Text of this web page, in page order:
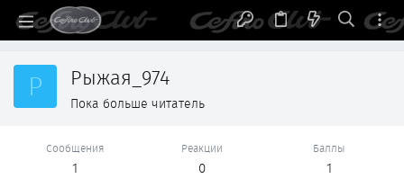
Р Рыжая_974
Пока больше читатель
Сообщения
1
Реакции
0
Баллы
1